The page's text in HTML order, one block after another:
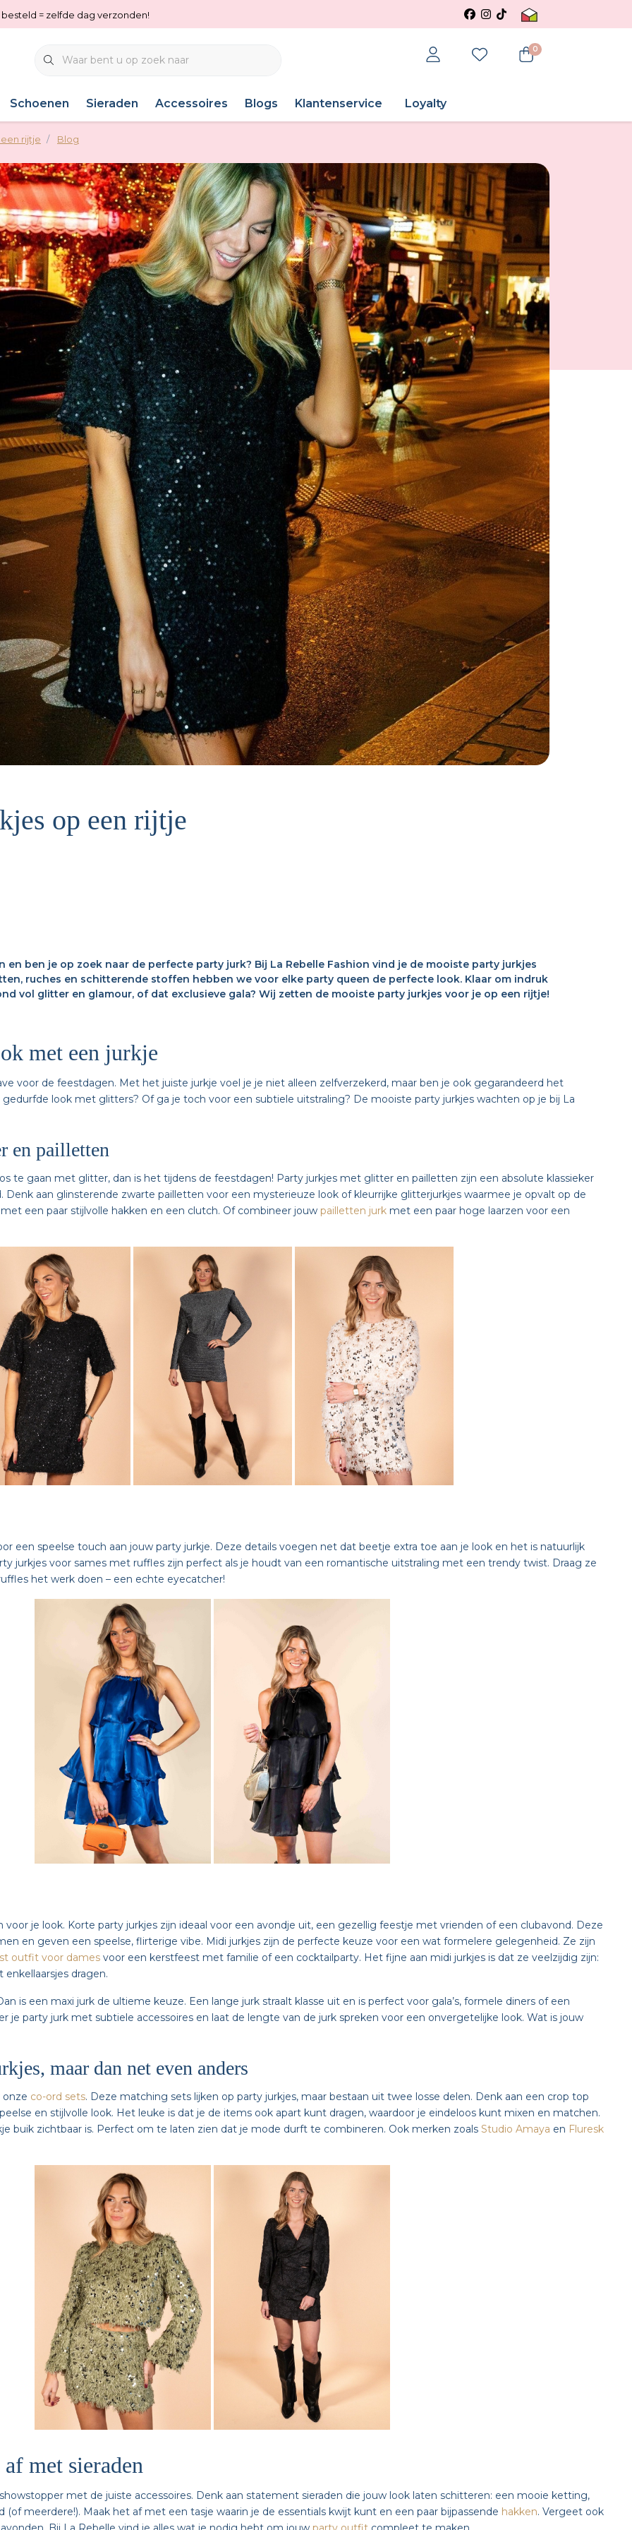
besteld = zelfde dag verzonden!
0
Schoenen Sieraden Accessoires Blogs Klantenservice Loyalty
rijtje Blog
op een rijtje
ben je op zoek naar de perfecte party jurk? Bij La Rebelle Fashion vind je de mooiste party jurkjes
ruches en schitterende stoffen hebben we voor elke party queen de perfecte look. Klaar om indruk
vol glitter en glamour, of dat exclusieve gala? Wij zetten de mooiste party jurkjes voor je op een rijtje!
met een jurkje
voor de feestdagen. Met het juiste jurkje voel je je niet alleen zelfverzekerd, maar ben je ook gegarandeerd het
look met glitters? Of ga je toch voor een subtiele uitstraling? De mooiste party jurkjes wachten op je bij La
en pailletten
te gaan met glitter, dan is het tijdens de feestdagen! Party jurkjes met glitter en pailletten zijn een absolute klassieker
Denk aan glinsterende zwarte pailletten voor een mysterieuze look of kleurrijke glitterjurkjes waarmee je opvalt op de
een paar stijlvolle hakken en een clutch. Of combineer jouw pailletten jurk met een paar hoge laarzen voor een
een speelse touch aan jouw party jurkje. Deze details voegen net dat beetje extra toe aan je look en het is natuurlijk
jurkjes voor sames met ruffles zijn perfect als je houdt van een romantische uitstraling met een trendy twist. Draag ze
het werk doen – een echte eyecatcher!
voor je look. Korte party jurkjes zijn ideaal voor een avondje uit, een gezellig feestje met vrienden of een clubavond. Deze
en geven een speelse, flirterige vibe. Midi jurkjes zijn de perfecte keuze voor een wat formelere gelegenheid. Ze zijn
outfit voor dames voor een kerstfeest met familie of een cocktailparty. Het fijne aan midi jurkjes is dat ze veelzijdig zijn:
dragen.
is een maxi jurk de ultieme keuze. Een lange jurk straalt klasse uit en is perfect voor gala’s, formele diners of een
je party jurk met subtiele accessoires en laat de lengte van de jurk spreken voor een onvergetelijke look. Wat is jouw
maar dan net even anders
onze co-ord sets. Deze matching sets lijken op party jurkjes, maar bestaan uit twee losse delen. Denk aan een crop top
en stijlvolle look. Het leuke is dat je de items ook apart kunt dragen, waardoor je eindeloos kunt mixen en matchen.
buik zichtbaar is. Perfect om te laten zien dat je mode durft te combineren. Ook merken zoals Studio Amaya en Fluresk
met sieraden
met de juiste accessoires. Denk aan statement sieraden die jouw look laten schitteren: een mooie ketting,
(of meerdere!). Maak het af met een tasje waarin je de essentials kwijt kunt en een paar bijpassende hakken. Vergeet ook